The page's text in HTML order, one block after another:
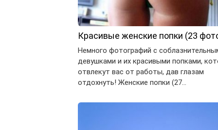
Красивые женские попки (23
Немного фотографий с
девушками и их красивыми попками,
отвлекут вас от работы, дав глазам
отдохнуть! Женские попки (27…